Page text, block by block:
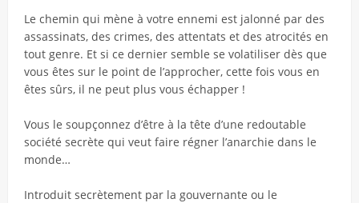
Le chemin qui mène à votre ennemi est jalonné par des
assassinats, des crimes, des attentats et des atrocités en
tout genre. Et si ce dernier semble se volatiliser dès que
vous êtes sur le point de l’approcher, cette fois vous en
êtes sûrs, il ne peut plus vous échapper !
Vous le soupçonnez d’être à la tête d’une redoutable
société secrète qui veut faire régner l’anarchie dans le
monde…
Introduit secrètement par la gouvernante ou le